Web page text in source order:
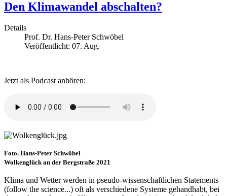
Den Klimawandel abschalten?
Details
Prof. Dr. Hans-Peter Schwöbel
Veröffentlicht: 07. Aug.
Jetzt als Podcast anhören:
Foto. Hans-Peter Schwöbel
Wolkenglück an der Bergstraße 2021
Klima und Wetter werden in pseudo-wissenschaftlichen Statements
(follow the science...) oft als verschiedene Systeme gehandhabt, bei